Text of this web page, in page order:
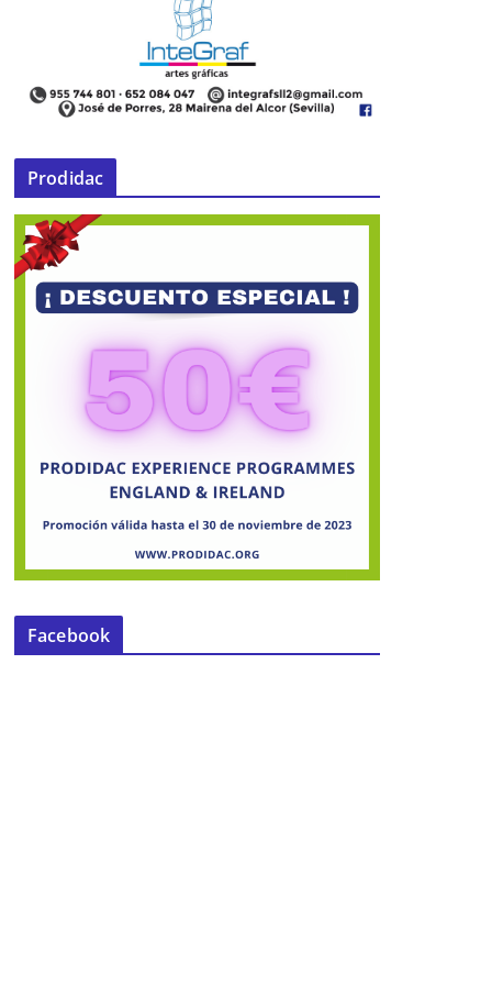
Vecinos de El Higueral denuncian el
incendio de una parcela contigua
07 de julio de 2013
Prodidac
Facebook